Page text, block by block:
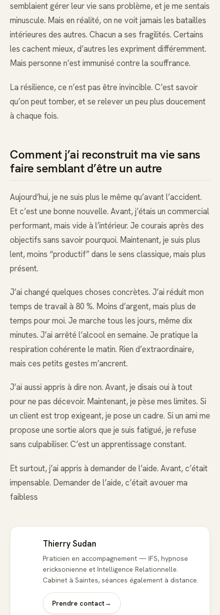
semblaient gérer leur vie sans problème, et je me sentais
minuscule. Mais en réalité, on ne voit jamais les batailles
intérieures des autres. Chacun a ses fragilités. Certains
les cachent mieux, d’autres les expriment différemment.
Mais personne n’est immunisé contre la souffrance.
La résilience, ce n’est pas être invincible. C’est savoir
qu’on peut tomber, et se relever un peu plus doucement
à chaque fois.
Comment j’ai reconstruit ma vie sans
faire semblant d’être un autre
Aujourd’hui, je ne suis plus le même qu’avant l’accident.
Et c’est une bonne nouvelle. Avant, j’étais un commercial
performant, mais vide à l’intérieur. Je courais après des
objectifs sans savoir pourquoi. Maintenant, je suis plus
lent, moins “productif” dans le sens classique, mais plus
présent.
J’ai changé quelques choses concrètes. J’ai réduit mon
temps de travail à 80 %. Moins d’argent, mais plus de
temps pour moi. Je marche tous les jours, même dix
minutes. J’ai arrêté l’alcool en semaine. Je pratique la
respiration cohérente le matin. Rien d’extraordinaire,
mais ces petits gestes m’ancrent.
J’ai aussi appris à dire non. Avant, je disais oui à tout
pour ne pas décevoir. Maintenant, je pèse mes limites. Si
un client est trop exigeant, je pose un cadre. Si un ami me
propose une sortie alors que je suis fatigué, je refuse
sans culpabiliser. C’est un apprentissage constant.
Et surtout, j’ai appris à demander de l’aide. Avant, c’était
impensable. Demander de l’aide, c’était avouer ma
faibless
Thierry Sudan
Praticien en accompagnement — IFS, hypnose
ericksonienne et Intelligence Relationnelle.
Cabinet à Saintes, séances également à distance.
Prendre contact→